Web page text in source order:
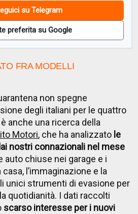
su Telegram
preferita su Google
FRA MODELLI
non spegne
degli italiani per le quattro
anche una ricerca della
Motori, che ha analizzato le
nostri connazionali nel mese
auto chiuse nei garage e i
l’immaginazione e la
unici strumenti di evasione per
quotidianità. I dati raccolti
scarso interesse per i nuovi